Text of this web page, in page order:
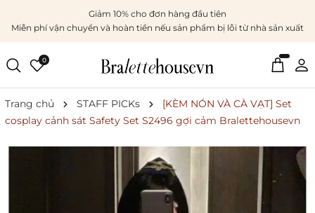
Giảm 10% cho đơn hàng đầu tiên
Miễn phí vận chuyển và hoàn tiền nếu sản phẩm bị lỗi từ nhà sản xuất
0
Trang chủ STAFF PICKs
[KÈM NÓN VÀ CÀ VẠT] Set
cosplay cảnh sát Safety Set S2496 gợi cảm Bralettehousevn